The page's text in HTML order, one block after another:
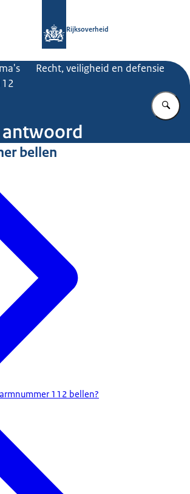
Rijksoverheid
Recht, veiligheid en defensie
antwoord
bellen
112 bellen?